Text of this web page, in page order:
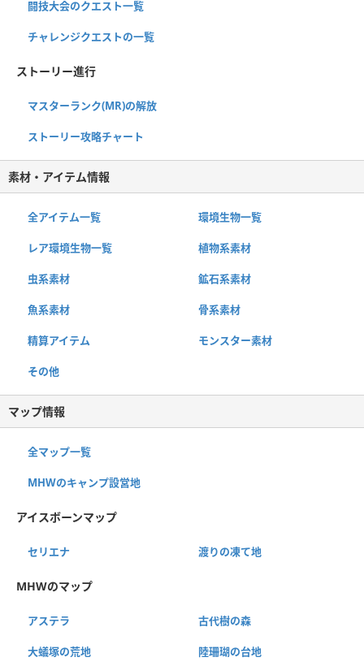
闘技大会のクエスト一覧
チャレンジクエストの一覧
ストーリー進行
マスターランク(MR)の解放
ストーリー攻略チャート
素材・アイテム情報
全アイテム一覧 環境生物一覧
レア環境生物一覧 植物系素材
虫系素材 鉱石系素材
魚系素材 骨系素材
精算アイテム モンスター素材
その他
マップ情報
全マップ一覧
MHWのキャンプ設営地
アイスボーンマップ
セリエナ 渡りの凍て地
MHWのマップ
アステラ 古代樹の森
大蟻塚の荒地 陸珊瑚の台地